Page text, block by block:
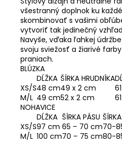
všestranný doplnok ku
skombinovať s vašimi
vytvoriť tak jedinečný
Navyše, vďaka ľahkej
svoju sviežosť a žiarivé
praniach.
BLÚZKA
DĹŽKA ŠÍRKA HRUDNÍKA
XS/S48 cm49 x 2 cm
M/L 49 cm52 x 2 cm
NOHAVICE
DĹŽKA ŠÍRKA PÁSU
XS/S97 cm 65 – 70 cm70-
M/L 100 cm70 – 75 cm80-